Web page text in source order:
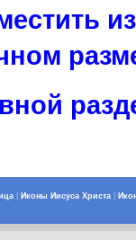
| Иконы Иисуса Христа|